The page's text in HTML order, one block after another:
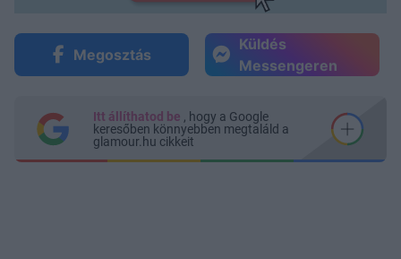
Megosztás
Küldés
Messengeren
Itt állíthatod be , hogy a Google
keresőben könnyebben megtaláld a
glamour.hu cikkeit